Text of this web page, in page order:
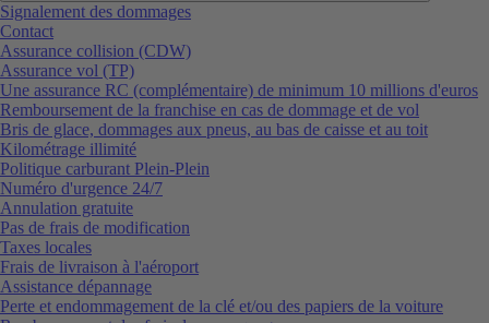
Signalement des dommages
Contact
Assurance collision (CDW)
Assurance vol (TP)
Une assurance RC (complémentaire) de minimum 10 millions d'euros
Remboursement de la franchise en cas de dommage et de vol
Bris de glace, dommages aux pneus, au bas de caisse et au toit
Kilométrage illimité
Politique carburant Plein-Plein
Numéro d'urgence 24/7
Annulation gratuite
Pas de frais de modification
Taxes locales
Frais de livraison à l'aéroport
Assistance dépannage
Perte et endommagement de la clé et/ou des papiers de la voiture